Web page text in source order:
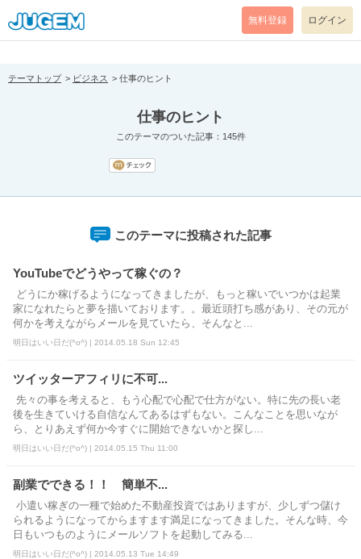
[pear_error: message="Success" code=0 mode=return level=notice
prefix="" info=""]
無料登録 ログイン
テーマトップ ビジネス 仕事のヒント
仕事のヒント
このテーマのついた記事：145件
このテーマに投稿された記事
YouTubeでどうやって稼ぐの？
どうにか稼げるようになってきましたが、もっと稼いでいつかは起業
家になれたらと夢を描いております。。最近頭打ち感があり、その元が
何かを考えながらメールを見ていたら、そんなと...
明日はいい日だ(^o^) | 2014.05.18 Sun 12:45
ツイッターアフィリに不可...
先々の事を考えると、もう心配で心配で仕方がない。特に先の長い老
後を生きていける自信なんてあるはずもない。こんなことを思いなが
ら、とりあえず何か今すぐに開始できないかと探し...
明日はいい日だ(^o^) | 2014.05.15 Thu 11:00
副業でできる！！ 簡単不...
小遣い稼ぎの一種で始めた不動産投資ではありますが、少しずつ儲け
られるようになってからますます満足になってきました。そんな時、今
日もいつものようにメールソフトを起動してみる...
明日はいい日だ(^o^) | 2014.05.13 Tue 14:49